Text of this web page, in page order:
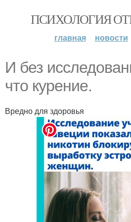
ПСИХОЛОГИЯ
главная новости
И без
что курение.
Вредно для здоровья